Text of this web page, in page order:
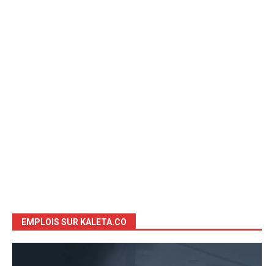
EMPLOIS SUR KALETA.CO